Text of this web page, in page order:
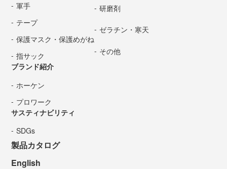
軍手
テープ
保護マスク・保護めがね
指サック
研磨剤
ゼラチン・寒天
その他
ブランド紹介
ホーケン
プロワーク
サスティナビリティ
SDGs
製品カタログ
English